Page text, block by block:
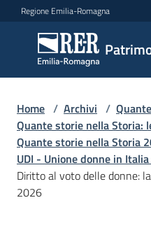
Vai al contenuto
Vai alla navigazione
Vai al footer
Regione Emilia-Romagna
Patrimonio
culturale
Argomenti
Novità
Home / Archivi /
Quante storie nella Storia:
Quante storie nella Storia
UDI - Unione donne in
Diritto al voto delle donne:
2026